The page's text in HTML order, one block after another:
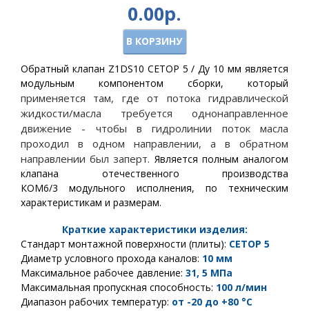
0.00р.
В КОРЗИНУ
Обратный клапан Z1DS10 CETOP 5 / Ду 10 мм является
модульным компонентом сборки, который
применяется там, где от потока гидравлической
жидкости/масла требуется однонаправленное
движение - чтобы в гидролинии поток масла
проходил в одном направлении, а в обратном
направлении был заперт. Является полным аналогом
клапана отечественного производства
КОМ6/3 модульного исполнения, по техническим
характеристикам и размерам.
Краткие характеристики изделия:
Стандарт монтажной поверхности (плиты): CETOP 5
Диаметр условного прохода каналов: 10 мм
Максимальное рабочее давление: 31, 5 МПа
Максимальная пропускная способность: 100 л/мин
Диапазон рабочих температур: от -20 до +80 °С